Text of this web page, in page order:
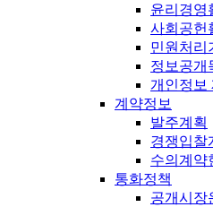
윤리경영
사회공헌
민원처리
정보공개
개인정보
계약정보
발주계획
경쟁입찰
수의계약
통화정책
공개시장